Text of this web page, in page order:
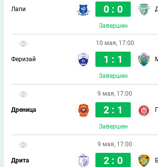
Лапи 0 : 0
Завершен
10 мая, 17:00
Феризай 1 : 1
Завершен
9 мая, 17:00
Дреница 2 : 1
Завершен
9 мая, 17:00
Дрита 2 : 0